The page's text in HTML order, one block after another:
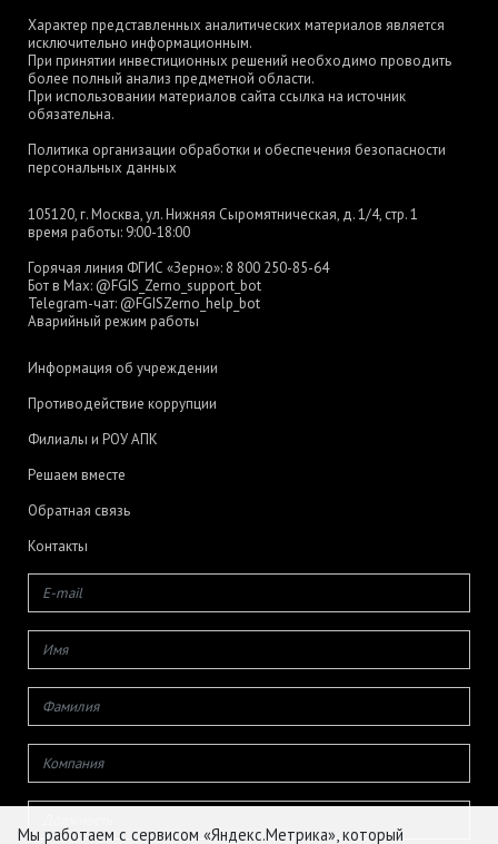
Характер представленных аналитических материалов является
исключительно информационным.
При принятии инвестиционных решений необходимо проводить
более полный анализ предметной области.
При использовании материалов сайта ссылка на источник
обязательна.
Политика организации обработки и обеспечения безопасности
персональных данных
105120, г. Москва, ул. Нижняя Сыромятническая, д. 1/4, стр. 1
время работы: 9:00-18:00
Горячая линия ФГИС «Зерно»: 8 800 250-85-64
Бот в Max: @FGIS_Zerno_support_bot
Telegram-чат: @FGISZerno_help_bot
Аварийный режим работы
Информация об учреждении
Противодействие коррупции
Филиалы и РОУ АПК
Решаем вместе
Обратная связь
Контакты
Мы работаем с сервисом «Яндекс.Метрика», который